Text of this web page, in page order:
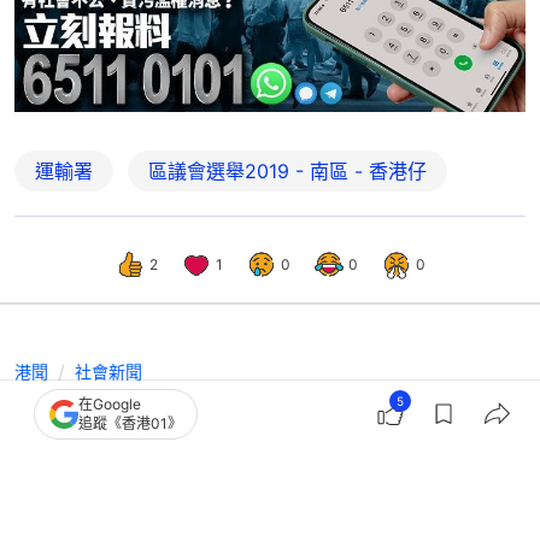
運輸署 區議會選舉2019 - 南區 - 香港仔
2 1 0 0 0
港聞 社會新聞
智慧交通基金至今批6.19億 有模擬技
在Google
追蹤《香港01》
5